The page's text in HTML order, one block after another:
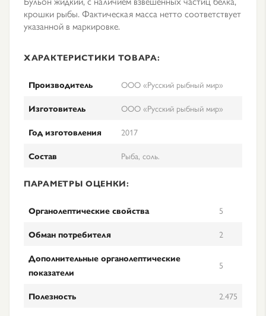
крошки рыбы. Фактическая масса нетто соответствует
указанной в маркировке.
ХАРАКТЕРИСТИКИ ТОВАРА:
Производитель
ООО «Русский рыбный мир»
Изготовитель
ООО «Русский рыбный мир»
Год изготовления
2017
Состав
Рыба, соль.
ПАРАМЕТРЫ ОЦЕНКИ:
Органолептические свойства
5
Обман потребителя
2
Дополнительные органолептические
показатели
5
Полезность
2.475